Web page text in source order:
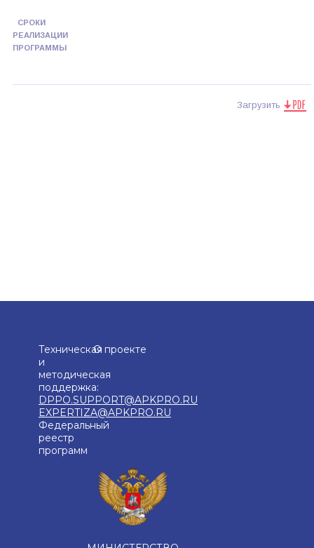
СРОКИ
РЕАЛИЗАЦИИ
ПРОГРАММЫ
Загрузить
Техническая
и
методическая
поддержка:
DPPO.SUPPORT@APKPRO.RU
EXPERTIZA@APKPRO.RU
О проекте
Федеральный
реестр
программ